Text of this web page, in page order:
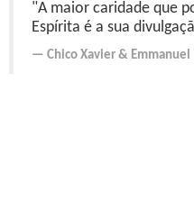
"A maior caridade que
Espírita é a sua
Chico Xavier & Emmanuel